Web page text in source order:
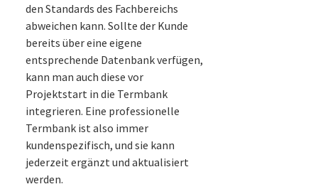
den Standards des Fachbereichs
abweichen kann. Sollte der Kunde
bereits über eine eigene
entsprechende Datenbank verfügen,
kann man auch diese vor
Projektstart in die Termbank
integrieren. Eine professionelle
Termbank ist also immer
kundenspezifisch, und sie kann
jederzeit ergänzt und aktualisiert
werden.